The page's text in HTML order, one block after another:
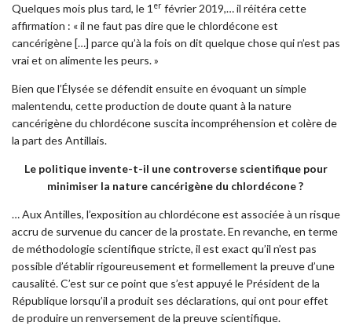
Quelques mois plus tard, le 1er février 2019,… il réitéra cette
affirmation : « il ne faut pas dire que le chlordécone est
cancérigène […] parce qu’à la fois on dit quelque chose qui n’est pas
vrai et on alimente les peurs. »
Bien que l’Élysée se défendit ensuite en évoquant un simple
malentendu, cette production de doute quant à la nature
cancérigène du chlordécone suscita incompréhension et colère de
la part des Antillais.
Le politique invente-t-il une controverse scientifique pour
minimiser la nature cancérigène du chlordécone ?
… Aux Antilles, l’exposition au chlordécone est associée à un risque
accru de survenue du cancer de la prostate. En revanche, en terme
de méthodologie scientifique stricte, il est exact qu’il n’est pas
possible d’établir rigoureusement et formellement la preuve d’une
causalité. C’est sur ce point que s’est appuyé le Président de la
République lorsqu’il a produit ses déclarations, qui ont pour effet
de produire un renversement de la preuve scientifique.